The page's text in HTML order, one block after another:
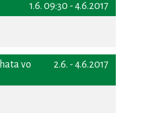
1.6. 09:30 - 4.6.2017
2.6. - 4.6.2017
vo